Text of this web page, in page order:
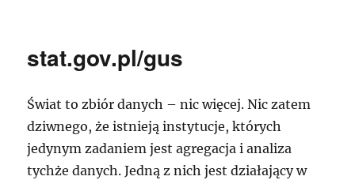
stat.gov.pl/gus
Świat to zbiór danych – nic więcej. Nic zatem
dziwnego, że istnieją instytucje, których
jedynym zadaniem jest agregacja i analiza
tychże danych. Jedną z nich jest działający w